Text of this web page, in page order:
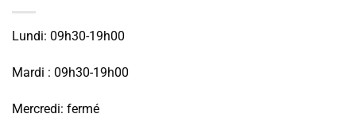
Lundi: 09h30-19h00
Mardi : 09h30-19h00
Mercredi: fermé